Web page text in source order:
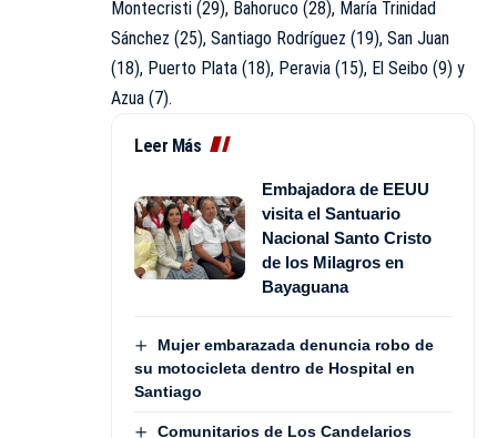
Montecristi (29), Bahoruco (28), María Trinidad
Sánchez (25), Santiago Rodríguez (19), San Juan
(18), Puerto Plata (18), Peravia (15), El Seibo (9) y
Azua (7).
Leer Más
Embajadora de EEUU
visita el Santuario
Nacional Santo Cristo
de los Milagros en
Bayaguana
Mujer embarazada denuncia robo de
su motocicleta dentro de Hospital en
Santiago
Comunitarios de Los Candelarios